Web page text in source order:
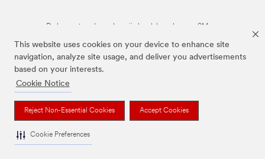
This website uses cookies on your device to enhance site
navigation, analyze site usage, and deliver you advertisements
based on your interests.
Cookie Notice
Reject Non-Essential Cookies Accept Cookies
Cookie Preferences
De bovenstaande merken zijn handelsmerken van 3M.we